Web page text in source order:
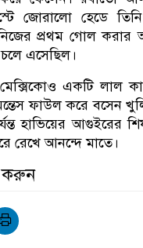
জোরালো হেডে
নিজের প্রথম গোল করার
এসেছিল।
মেক্সিকোও একটি লাল
ফাউল করে বসেন
হাভিয়ের আগুইরের
রেখে আনন্দে মাতে।
করুন